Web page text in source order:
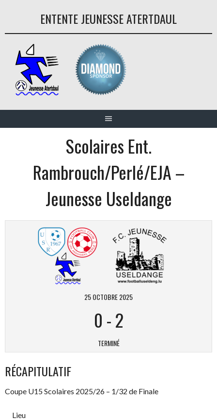
ENTENTE JEUNESSE ATERTDAUL
Scolaires Ent.
Rambrouch/Perlé/EJA –
Jeunesse Useldange
25 OCTOBRE 2025
0 -2
TERMINÉ
RÉCAPITULATIF
Coupe U15 Scolaires 2025/26 – 1/32 de Finale
Lieu